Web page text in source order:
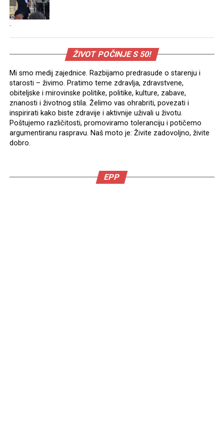
.
ŽIVOT POČINJE S 50!
Mi smo medij zajednice. Razbijamo predrasude o starenju i
starosti – živimo. Pratimo teme zdravlja, zdravstvene,
obiteljske i mirovinske politike, politike, kulture, zabave,
znanosti i životnog stila. Želimo vas ohrabriti, povezati i
inspirirati kako biste zdravije i aktivnije uživali u životu.
Poštujemo različitosti, promoviramo toleranciju i potičemo
argumentiranu raspravu. Naš moto je: Živite zadovoljno, živite
dobro.
EPP